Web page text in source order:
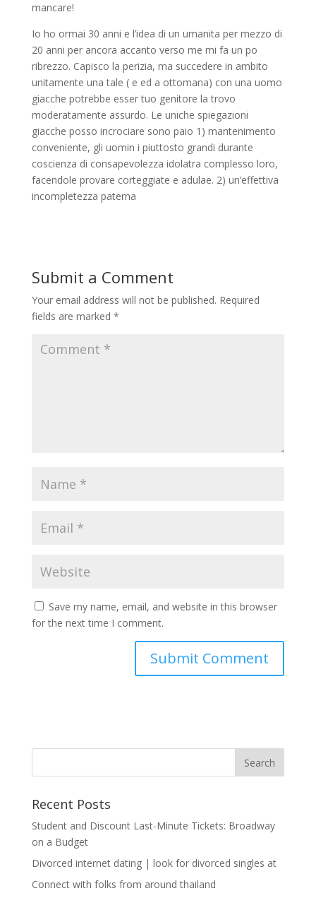
mancare!
Io ho ormai 30 anni e l’idea di un umanita per mezzo di
20 anni per ancora accanto verso me mi fa un po
ribrezzo. Capisco la perizia, ma succedere in ambito
unitamente una tale ( e ed a ottomana) con una uomo
giacche potrebbe esser tuo genitore la trovo
moderatamente assurdo. Le uniche spiegazioni
giacche posso incrociare sono paio 1) mantenimento
conveniente, gli uomin i piuttosto grandi durante
coscienza di consapevolezza idolatra complesso loro,
facendole provare corteggiate e adulae. 2) un’effettiva
incompletezza paterna
Submit a Comment
Your email address will not be published. Required
fields are marked *
Save my name, email, and website in this browser
for the next time I comment.
Recent Posts
Student and Discount Last-Minute Tickets: Broadway
on a Budget
Divorced internet dating | look for divorced singles at
Connect with folks from around thailand